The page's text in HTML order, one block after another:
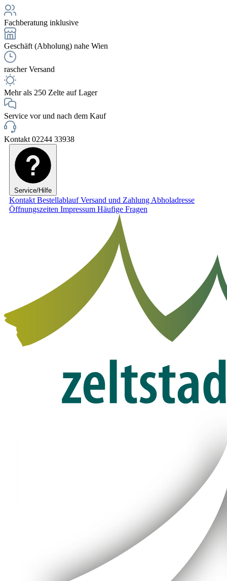
Fachberatung inklusive
Geschäft (Abholung) nahe Wien
rascher Versand
Mehr als 250 Zelte auf Lager
Service vor und nach dem Kauf
Kontakt 02244 33938
Service/Hilfe
Kontakt BestellablaufVersand und Zahlung Abholadresse
Öffnungszeiten Impressum Häufige Fragen